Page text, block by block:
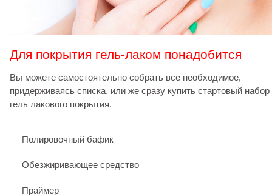
Для покрытия гель-лаком понадобится
Вы можете самостоятельно собрать все необходимое,
придерживаясь списка, или же сразу купить стартовый
гель лакового покрытия.
Полировочный бафик
Обезжиривающее средство
Праймер